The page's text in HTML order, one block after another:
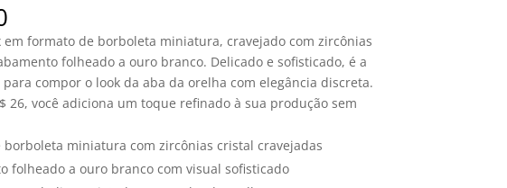
em formato de borboleta miniatura, cravejado com zircônias
folheado a ouro branco. Delicado e sofisticado, é a
compor o look da aba da orelha com elegância discreta.
26, você adiciona um toque refinado à sua produção sem
borboleta miniatura com zircônias cristal cravejadas
folheado a ouro branco com visual sofisticado